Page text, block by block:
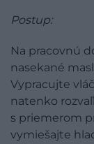
Postup:
Na pracovnú
nasekané
Vypracujte
natenko
s priemerom
vymiešajte